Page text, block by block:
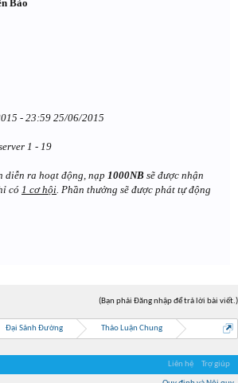
Bảo
- 23:59 25/06/2015
1 - 19
diễn ra hoạt động, nạp 1000NB sẽ được nhận
có 1 cơ hội. Phần thưởng sẽ được phát tự động
(Bạn phải Đăng nhập để trả lời bài viết.)
Đại Sảnh Đường Thảo Luận Chung
Liên hệ Trợ giúp